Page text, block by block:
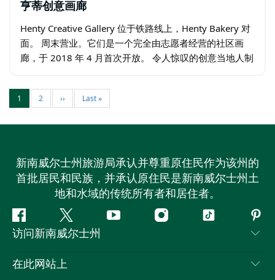
亨蒂创意画廊
Henty Creative Gallery 位于铁路线上，Henty Bakery 对
面。 周末营业。它们是一个完全由志愿者经营的社区画
廊，于 2018 年 4 月首次开放。 令人惊叹的创意当地人制
1 2 ›› Last »
新南威尔士州旅游局承认并尊重原住民作为该州的
首批居民和民族，并承认原住民是新南威尔士州土
地和水域的传统所有者和居住者。
Facebook叽
叽
喳
YouTube Instagram抖
访问新南威尔士州
联系我们
在此网站上